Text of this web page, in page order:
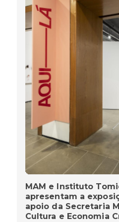
MAM e Instituto
apresentam a
apoio da Secretaria
Cultura e Economia